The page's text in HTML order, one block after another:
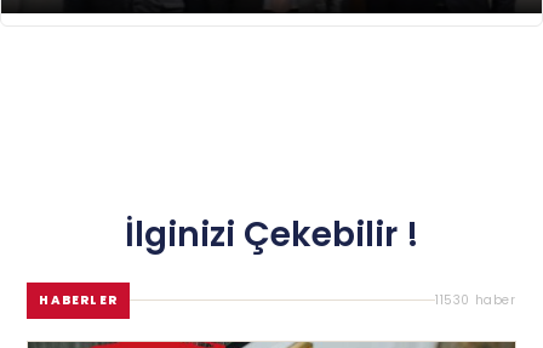
İlginizi Çekebilir !
HABERLER 11530 haber